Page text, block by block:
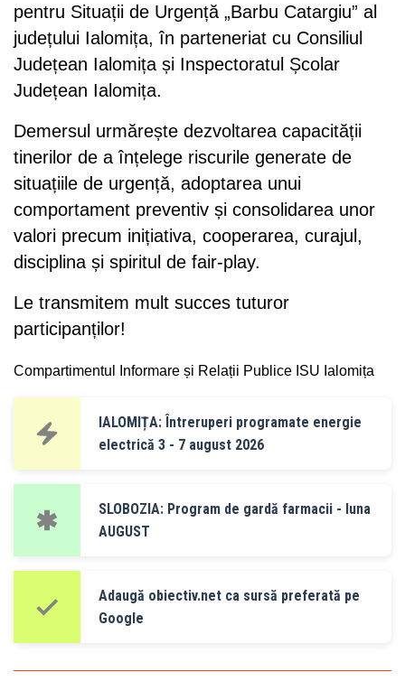
pentru Situații de Urgență „Barbu Catargiu” al
județului Ialomița, în parteneriat cu Consiliul
Județean Ialomița și Inspectoratul Școlar
Județean Ialomița.
Demersul urmărește dezvoltarea capacității
tinerilor de a înțelege riscurile generate de
situațiile de urgență, adoptarea unui
comportament preventiv și consolidarea unor
valori precum inițiativa, cooperarea, curajul,
disciplina și spiritul de fair-play.
Le transmitem mult succes tuturor
participanților!
Compartimentul Informare și Relații Publice ISU Ialomița
IALOMIȚA: Întreruperi programate energie
electrică 3 - 7 august 2026
SLOBOZIA: Program de gardă farmacii - luna
AUGUST
Adaugă obiectiv.net ca sursă preferată pe
Google